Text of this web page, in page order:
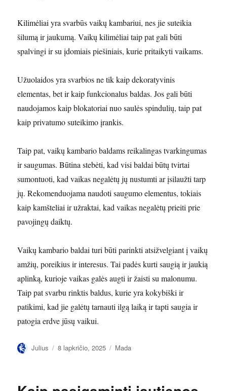
Kilimėliai yra svarbūs vaikų kambariui, nes jie suteikia
šilumą ir jaukumą. Vaikų kilimėliai taip pat gali būti
spalvingi ir su įdomiais piešiniais, kurie pritaikyti vaikams.
Užuolaidos yra svarbios ne tik kaip dekoratyvinis
elementas, bet ir kaip funkcionalus baldas. Jos gali būti
naudojamos kaip blokatoriai nuo saulės spindulių, taip pat
kaip privatumo suteikimo įrankis.
Taip pat, vaikų kambario baldams reikalingas tvarkingumas
ir saugumas. Būtina stebėti, kad visi baldai būtų tvirtai
sumontuoti, kad vaikas negalėtų jų nustumti ar įsilaužti tarp
jų. Rekomenduojama naudoti saugumo elementus, tokiais
kaip kamšteliai ir užraktai, kad vaikas negalėtų prieiti prie
pavojingų daiktų.
Vaikų kambario baldai turi būti parinkti atsižvelgiant į vaikų
amžių, poreikius ir interesus. Tai padės kurti saugią ir jaukią
aplinką, kurioje vaikas galės augti ir žaisti su malonumu.
Taip pat svarbu rinktis baldus, kurie yra kokybiški ir
patikimi, kad jie galėtų tarnauti ilgą laiką ir tapti saugia ir
patogia erdve jūsų vaikui.
Autorius
Julius Paskelbta
8 lapkričio, 2025 Kategorijos
Mada